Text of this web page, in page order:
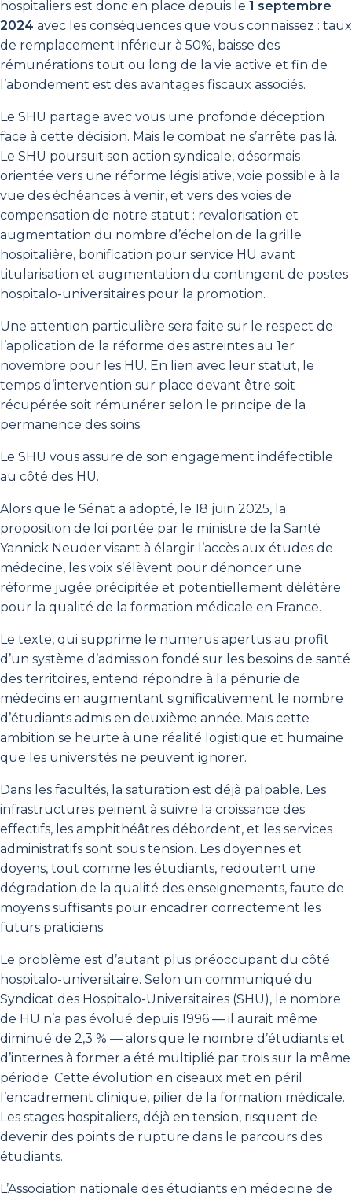
hospitaliers est donc en place depuis le 1 septembre
2024 avec les conséquences que vous connaissez : taux
de remplacement inférieur à 50%, baisse des
rémunérations tout ou long de la vie active et fin de
l’abondement est des avantages fiscaux associés.
Le SHU partage avec vous une profonde déception
face à cette décision. Mais le combat ne s’arrête pas là.
Le SHU poursuit son action syndicale, désormais
orientée vers une réforme législative, voie possible à la
vue des échéances à venir, et vers des voies de
compensation de notre statut : revalorisation et
augmentation du nombre d’échelon de la grille
hospitalière, bonification pour service HU avant
titularisation et augmentation du contingent de postes
hospitalo-universitaires pour la promotion.
Une attention particulière sera faite sur le respect de
l’application de la réforme des astreintes au 1er
novembre pour les HU. En lien avec leur statut, le
temps d’intervention sur place devant être soit
récupérée soit rémunérer selon le principe de la
permanence des soins.
Le SHU vous assure de son engagement indéfectible
au côté des HU.
Alors que le Sénat a adopté, le 18 juin 2025, la
proposition de loi portée par le ministre de la Santé
Yannick Neuder visant à élargir l’accès aux études de
médecine, les voix s’élèvent pour dénoncer une
réforme jugée précipitée et potentiellement délétère
pour la qualité de la formation médicale en France.
Le texte, qui supprime le numerus apertus au profit
d’un système d’admission fondé sur les besoins de santé
des territoires, entend répondre à la pénurie de
médecins en augmentant significativement le nombre
d’étudiants admis en deuxième année. Mais cette
ambition se heurte à une réalité logistique et humaine
que les universités ne peuvent ignorer.
Dans les facultés, la saturation est déjà palpable. Les
infrastructures peinent à suivre la croissance des
effectifs, les amphithéâtres débordent, et les services
administratifs sont sous tension. Les doyennes et
doyens, tout comme les étudiants, redoutent une
dégradation de la qualité des enseignements, faute de
moyens suffisants pour encadrer correctement les
futurs praticiens.
Le problème est d’autant plus préoccupant du côté
hospitalo-universitaire. Selon un communiqué du
Syndicat des Hospitalo-Universitaires (SHU), le nombre
de HU n’a pas évolué depuis 1996 — il aurait même
diminué de 2,3 % — alors que le nombre d’étudiants et
d’internes à former a été multiplié par trois sur la même
période. Cette évolution en ciseaux met en péril
l’encadrement clinique, pilier de la formation médicale.
Les stages hospitaliers, déjà en tension, risquent de
devenir des points de rupture dans le parcours des
étudiants.
L’Association nationale des étudiants en médecine de